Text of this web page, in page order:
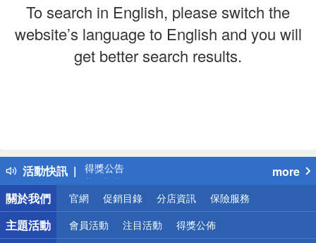
To search in English, please switch the
website’s language to English and you will
get better search results.
活動快訊
得獎公告
熱門話題
銀行優惠
偏遠地區配送
詐騙網頁！請小心！
more
關於我們
官網 促銷目錄 分店資訊 保險服務
主題活動 會員活動 注目活動 得獎公佈